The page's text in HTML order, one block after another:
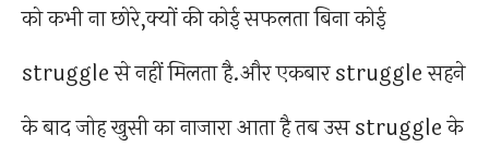
को कभी ना छोरे,क्यों की कोई सफलता बिना कोई
struggle से नहीं मिलता है.और एकबार struggle सहने
के बाद जोह खुसी का नाजारा आता है तब उस struggle के